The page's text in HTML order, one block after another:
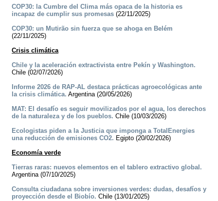
COP30: la Cumbre del Clima más opaca de la historia es
incapaz de cumplir sus promesas (22/11/2025)
COP30: un Mutirão sin fuerza que se ahoga en Belém
(22/11/2025)
Crisis climática
Chile y la aceleración extractivista entre Pekín y Washington.
Chile (02/07/2026)
Informe 2026 de RAP-AL destaca prácticas agroecológicas ante
la crisis climática. Argentina (20/05/2026)
MAT: El desafío es seguir movilizados por el agua, los derechos
de la naturaleza y de los pueblos. Chile (10/03/2026)
Ecologistas piden a la Justicia que imponga a TotalEnergies
una reducción de emisiones CO2. Egipto (20/02/2026)
Economía verde
Tierras raras: nuevos elementos en el tablero extractivo global.
Argentina (07/10/2025)
Consulta ciudadana sobre inversiones verdes: dudas, desafíos y
proyección desde el Biobío. Chile (13/01/2025)